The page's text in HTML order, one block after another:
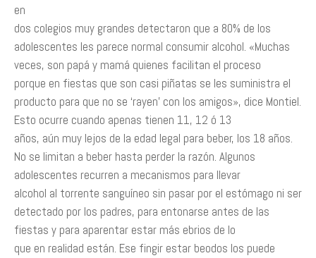
en
dos colegios muy grandes detectaron que a 80% de los
adolescentes les parece normal consumir alcohol. «Muchas
veces, son papá y mamá quienes facilitan el proceso
porque en fiestas que son casi piñatas se les suministra el
producto para que no se ‘rayen’ con los amigos», dice Montiel.
Esto ocurre cuando apenas tienen 11, 12 ó 13
años, aún muy lejos de la edad legal para beber, los 18 años.
No se limitan a beber hasta perder la razón. Algunos
adolescentes recurren a mecanismos para llevar
alcohol al torrente sanguíneo sin pasar por el estómago ni ser
detectado por los padres, para entonarse antes de las
fiestas y para aparentar estar más ebrios de lo
que en realidad están. Ese fingir estar beodos los puede